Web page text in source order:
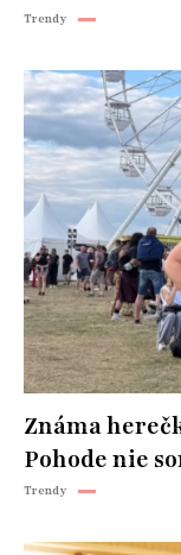
Trendy
Známa
Pohode nie
Trendy